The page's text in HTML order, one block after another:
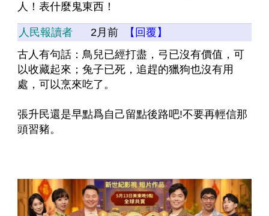
人！表什麼鬼東西！
人民報讀者 2月前
【回覆】
古人有句話：鳥兒已經打盡，弓已沒有價值，可
以收藏起來；兔子已死，追趕的獵狗也沒有用
處，可以烹來吃了。
張升民還是早點爲自己留點後路吧!不要再輕信那
頭習豬。